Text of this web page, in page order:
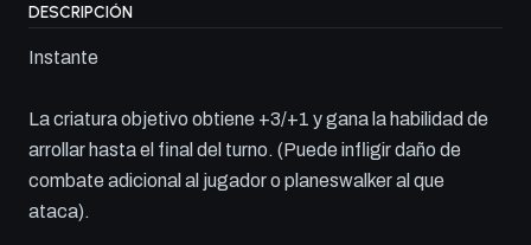
DESCRIPCIÓN
Instante
La criatura objetivo obtiene +3/+1 y gana la habilidad de
arrollar hasta el final del turno. (Puede infligir daño de
combate adicional al jugador o planeswalker al que
ataca).